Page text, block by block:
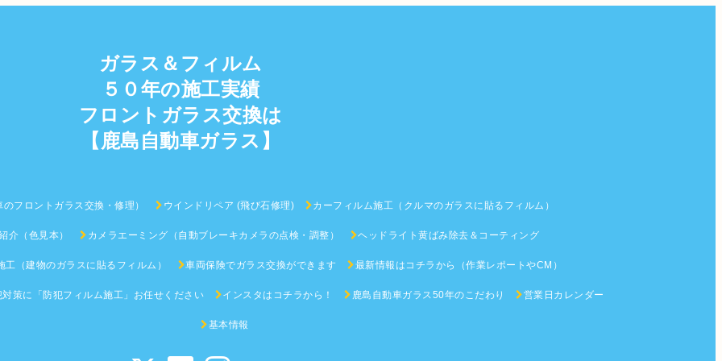
ガラス＆フィルム
５０年の施工実績
フロントガラス交換は
【鹿島自動車ガラス】
フロントガラス交換・修理） ウインドリペア (飛び石修理) カーフィルム施工（クルマのガラスに貼るフィルム）
介（色見本） カメラエーミング（自動ブレーキカメラの点検・調整） ヘッドライト黄ばみ除去＆コーティング
（建物のガラスに貼るフィルム） 車両保険でガラス交換ができます 最新情報はコチラから（作業レポートやCM）
対策に「防犯フィルム施工」お任せください インスタはコチラから！ 鹿島自動車ガラス50年のこだわり 営業日カレンダー
基本情報